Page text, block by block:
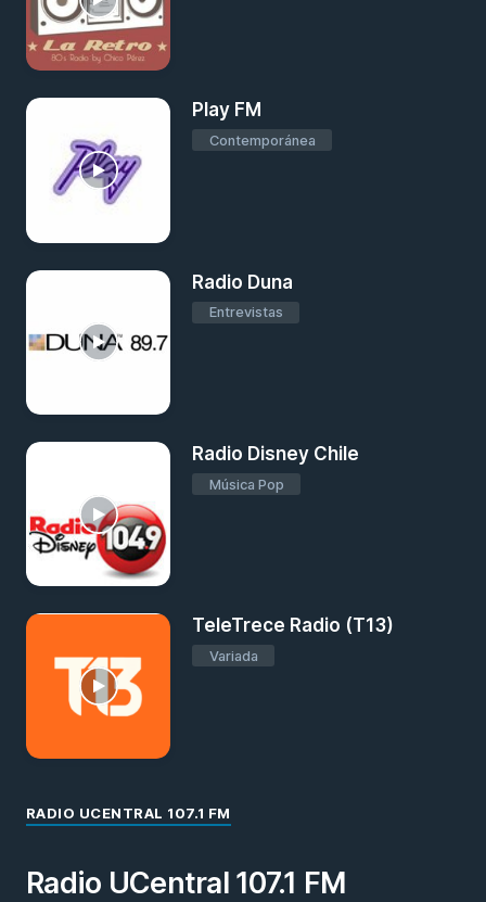
Play FM
Contemporánea
Radio Duna
Entrevistas
Radio Disney Chile
Música Pop
TeleTrece Radio (T13)
Variada
RADIO UCENTRAL 107.1 FM
Radio UCentral 107.1 FM